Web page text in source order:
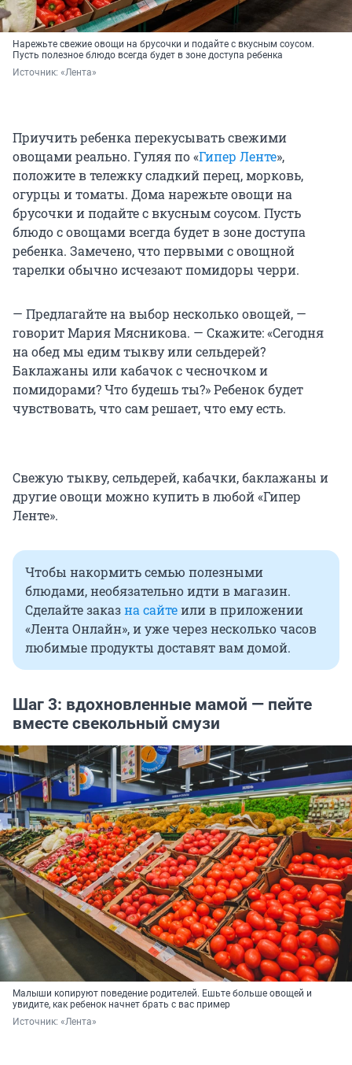
Нарежьте свежие овощи на брусочки и подайте с вкусным соусом.
Пусть полезное блюдо всегда будет в зоне доступа ребенка
Источник: «Лента»
Приучить ребенка перекусывать свежими
овощами реально. Гуляя по «Гипер Ленте»,
положите в тележку сладкий перец, морковь,
огурцы и томаты. Дома нарежьте овощи на
брусочки и подайте с вкусным соусом. Пусть
блюдо с овощами всегда будет в зоне доступа
ребенка. Замечено, что первыми с овощной
тарелки обычно исчезают помидоры черри.
— Предлагайте на выбор несколько овощей, —
говорит Мария Мясникова. — Скажите: «Сегодня
на обед мы едим тыкву или сельдерей?
Баклажаны или кабачок с чесночком и
помидорами? Что будешь ты?» Ребенок будет
чувствовать, что сам решает, что ему есть.
Свежую тыкву, сельдерей, кабачки, баклажаны и
другие овощи можно купить в любой «Гипер
Ленте».
Чтобы накормить семью полезными
блюдами, необязательно идти в магазин.
Сделайте заказна сайтеили в приложении
«Лента Онлайн», и уже через несколько часов
любимые продукты доставят вам домой.
Шаг 3: вдохновленные мамой — пейте
вместе свекольный смузи
Малыши копируют поведение родителей. Ешьте больше овощей и
увидите, как ребенок начнет брать с вас пример
Источник: «Лента»